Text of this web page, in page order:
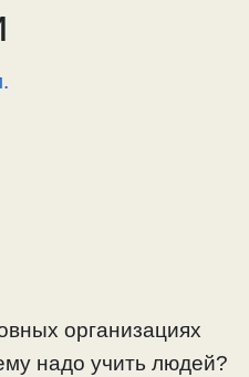
организациях
надо учить людей?